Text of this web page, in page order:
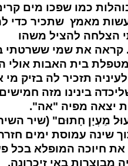
כמו שפכו מים
מאמץ שתכיר כדי
הצלחה להציל משהו
קראה את שמי ששרטתי
בית האבות אולי
תזכיר לה בזיק מי
בינינו מזה
יצאה מפיה "אה".
מַעְיָן חָתוּם" (שיר
שינה עמוסת ימים
את חיוכה המופלא בכל
מבוצרות באי זיכרונה.